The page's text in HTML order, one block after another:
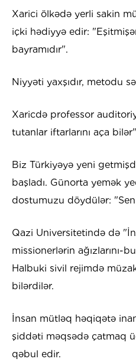
Xarici ölkədə yerli sakin
içki hədiyyə edir:
bayramıdır".
Niyyəti yaxşıdır, metodu
Xaricdə professor
tutanlar iftarlarını aça
Biz Türkiyəyə yeni
başladı. Günorta yemək
dostumuzu döydülər: "Sen
Qazi Universitetində də
missionerlərin ağızlarını-
Halbuki sivil rejimdə
bilərdilər.
İnsan mütləq həqiqətə
şiddəti məqsədə çatmaq
qəbul edir.